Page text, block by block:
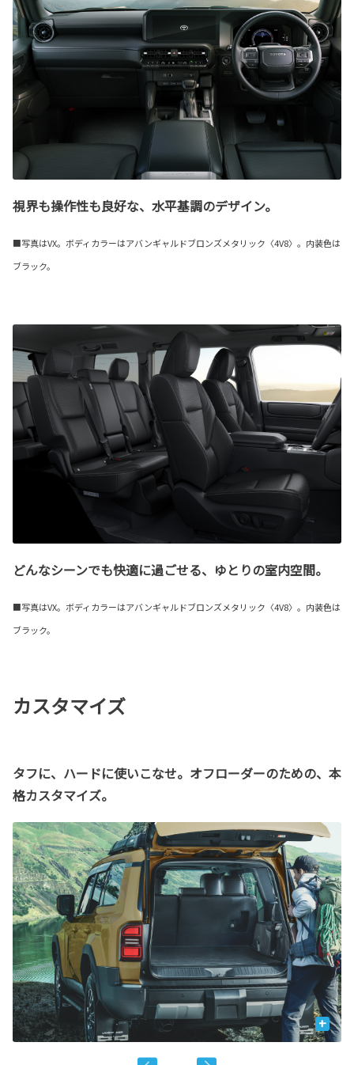
視界も操作性も良好な、水平基調のデザイン。
■写真はVX。ボディカラーはアバンギャルドブロンズメタリック〈4V8〉。内装色は
ブラック。
どんなシーンでも快適に過ごせる、ゆとりの室内空間。
■写真はVX。ボディカラーはアバンギャルドブロンズメタリック〈4V8〉。内装色は
ブラック。
カスタマイズ
タフに、ハードに使いこなせ。オフローダーのための、本
格カスタマイズ。
+